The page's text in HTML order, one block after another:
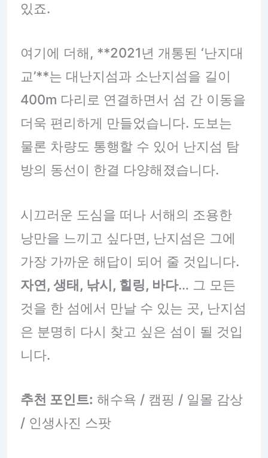
있죠.
여기에 더해, **2021년 개통된 ‘난지대
교’**는 대난지섬과 소난지섬을 길이
400m 다리로 연결하면서 섬 간 이동을
더욱 편리하게 만들었습니다. 도보는
물론 차량도 통행할 수 있어 난지섬 탐
방의 동선이 한결 다양해졌습니다.
시끄러운 도심을 떠나 서해의 조용한
낭만을 느끼고 싶다면, 난지섬은 그에
가장 가까운 해답이 되어 줄 것입니다.
자연, 생태, 낚시, 힐링, 바다… 그 모든
것을 한 섬에서 만날 수 있는 곳, 난지섬
은 분명히 다시 찾고 싶은 섬이 될 것입
니다.
추천 포인트: 해수욕 / 캠핑 / 일몰 감상
/ 인생사진 스팟